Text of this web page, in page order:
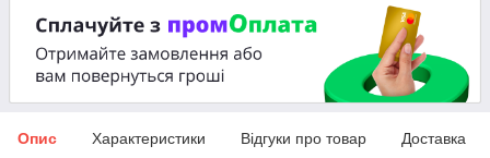
Опис Характеристики Відгуки про товар Доставка